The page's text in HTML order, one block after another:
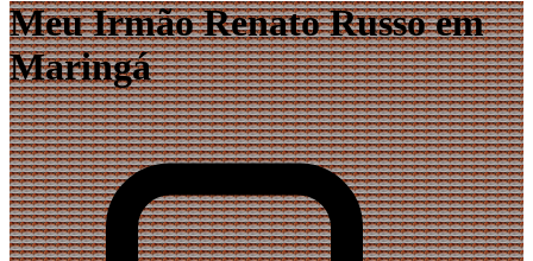
Meu Irmão Renato Russo em
Maringá